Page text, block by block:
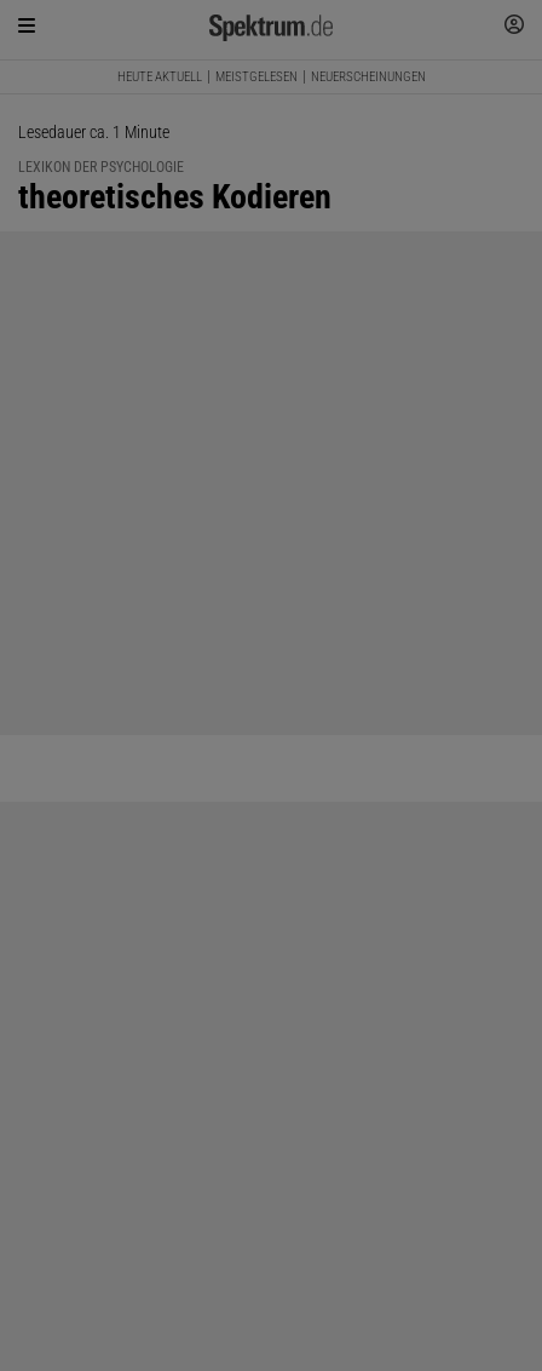
HEUTE AKTUELL MEISTGELESEN NEUERSCHEINUNGEN
Lesedauer ca. 1 Minute
LEXIKON DER PSYCHOLOGIE
:
theoretisches Kodieren